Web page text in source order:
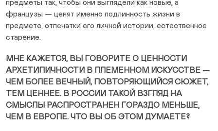
предметы так, чтобы они выглядели как новые, а
французы — ценят именно подлинность жизни в
предмете, отпечатки его личной истории, естественное
старение.
МНЕ КАЖЕТСЯ, ВЫ ГОВОРИТЕ О ЦЕННОСТИ
АРХЕТИПИЧНОСТИ В ПЛЕМЕННОМ ИСКУССТВЕ —
ЧЕМ БОЛЕЕ ВЕЧНЫЙ, ПОВТОРЯЮЩИЙСЯ СЮЖЕТ,
ТЕМ ЦЕННЕЕ. В РОССИИ ТАКОЙ ВЗГЛЯД НА
СМЫСЛЫ РАСПРОСТРАНЕН ГОРАЗДО МЕНЬШЕ,
ЧЕМ В ЕВРОПЕ. ЧТО ВЫ ОБ ЭТОМ ДУМАЕТЕ?